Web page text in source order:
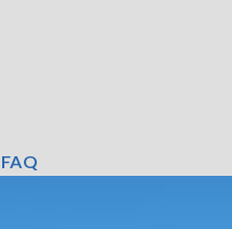
FAQ